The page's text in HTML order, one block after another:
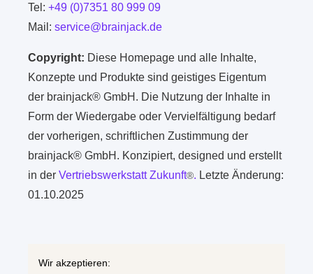
Tel:+49 (0)7351 80 999 09
Mail:service@brainjack.de
Copyright: Diese Homepage und alle Inhalte,
Konzepte und Produkte sind geistiges Eigentum
der brainjack® GmbH. Die Nutzung der Inhalte in
Form der Wiedergabe oder Vervielfältigung bedarf
der vorherigen, schriftlichen Zustimmung der
brainjack® GmbH. Konzipiert, designed und erstellt
in derVertriebswerkstatt Zukunft®. Letzte Änderung:
01.10.2025
Wir akzeptieren: